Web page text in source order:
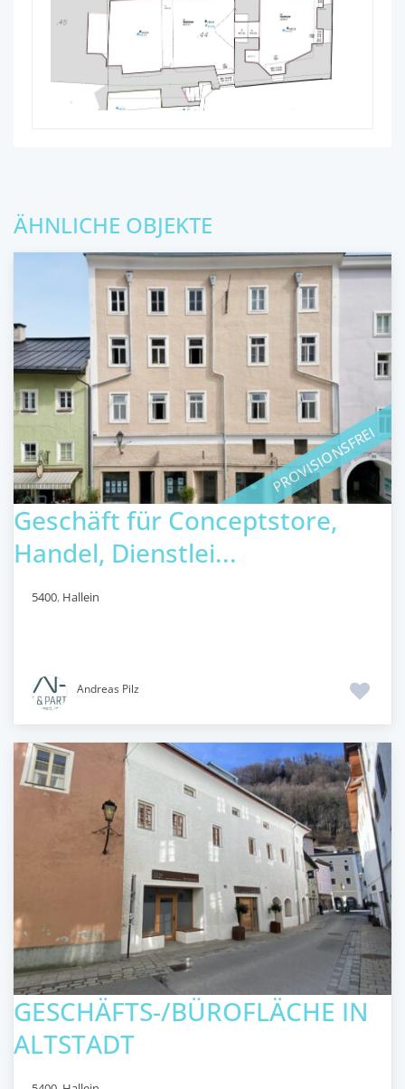
ÄHNLICHE OBJEKTE
PROVISIONSFREI
Geschäft für Conceptstore,
Handel, Dienstlei...
5400, Hallein
Andreas Pilz
GESCHÄFTS-/BÜROFLÄCHE IN
ALTSTADT